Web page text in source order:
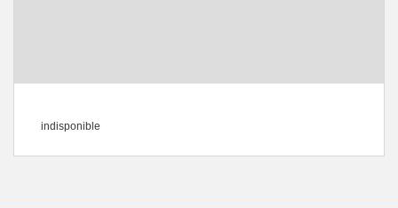
indisponible